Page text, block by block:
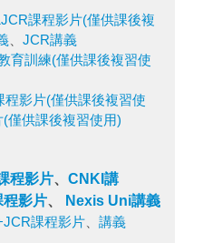
課程影片(僅供課後複
、JCR講義
育訓練(僅供課後複習使
程影片(僅供課後複習使
僅供課後複習使用)
程影片、CNKI講
程影片、 Nexis Uni講義
課程影片 、講義